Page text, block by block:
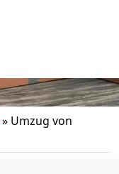
» Umzug von